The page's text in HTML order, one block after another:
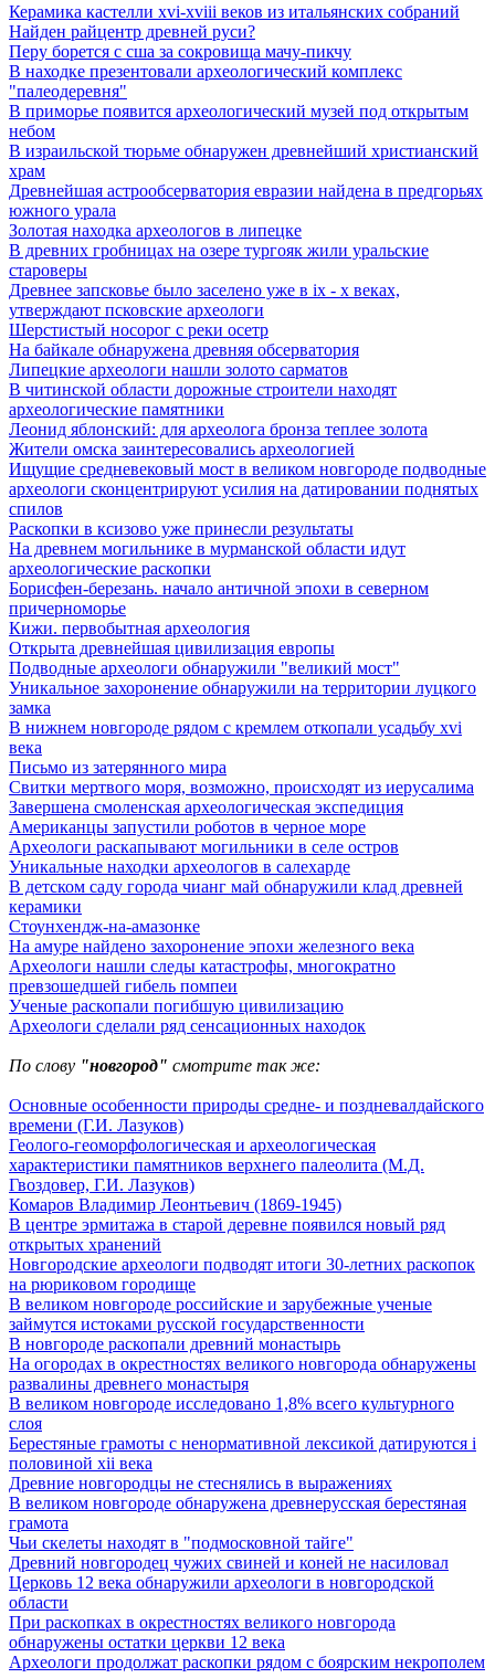
Керамика кастелли xvi-xviii веков из итальянских собраний
Найден райцентр древней руси?
Перу борется с сша за сокровища мачу-пикчу
В находке презентовали археологический комплекс
"палеодеревня"
В приморье появится археологический музей под открытым
небом
В израильской тюрьме обнаружен древнейший христианский
храм
Древнейшая астрообсерватория евразии найдена в предгорьях
южного урала
Золотая находка археологов в липецке
В древних гробницах на озере тургояк жили уральские
староверы
Древнее запсковье было заселено уже в ix - x веках,
утверждают псковские археологи
Шерстистый носорог с реки осетр
На байкале обнаружена древняя обсерватория
Липецкие археологи нашли золото сарматов
В читинской области дорожные строители находят
археологические памятники
Леонид яблонский: для археолога бронза теплее золота
Жители омска заинтересовались археологией
Ищущие средневековый мост в великом новгороде подводные
археологи сконцентрируют усилия на датировании поднятых
спилов
Раскопки в ксизово уже принесли результаты
На древнем могильнике в мурманской области идут
археологические раскопки
Борисфен-березань. начало античной эпохи в северном
причерноморье
Кижи. первобытная археология
Открыта древнейшая цивилизация европы
Подводные археологи обнаружили "великий мост"
Уникальное захоронение обнаружили на территории луцкого
замка
В нижнем новгороде рядом с кремлем откопали усадьбу xvi
века
Письмо из затерянного мира
Свитки мертвого моря, возможно, происходят из иерусалима
Завершена смоленская археологическая экспедиция
Американцы запустили роботов в черное море
Археологи раскапывают могильники в селе остров
Уникальные находки археологов в салехарде
В детском саду города чианг май обнаружили клад древней
керамики
Стоунхендж-на-амазонке
На амуре найдено захоронение эпохи железного века
Археологи нашли следы катастрофы, многократно
превзошедшей гибель помпеи
Ученые раскопали погибшую цивилизацию
Археологи сделали ряд сенсационных находок
По слову "новгород" смотрите так же:
Основные особенности природы средне- и поздневалдайского
времени (Г.И. Лазуков)
Геолого-геоморфологическая и археологическая
характеристики памятников верхнего палеолита (М.Д.
Гвоздовер, Г.И. Лазуков)
Комаров Владимир Леонтьевич (1869-1945)
В центре эрмитажа в старой деревне появился новый ряд
открытых хранений
Новгородские археологи подводят итоги 30-летних раскопок
на рюриковом городище
В великом новгороде российские и зарубежные ученые
займутся истоками русской государственности
В новгороде раскопали древний монастырь
На огородах в окрестностях великого новгорода обнаружены
развалины древнего монастыря
В великом новгороде исследовано 1,8% всего культурного
слоя
Берестяные грамоты с ненормативной лексикой датируются i
половиной xii века
Древние новгородцы не стеснялись в выражениях
В великом новгороде обнаружена древнерусская берестяная
грамота
Чьи скелеты находят в "подмосковной тайге"
Древний новгородец чужих свиней и коней не насиловал
Церковь 12 века обнаружили археологи в новгородской
области
При раскопках в окрестностях великого новгорода
обнаружены остатки церкви 12 века
Археологи продолжат раскопки рядом с боярским некрополем